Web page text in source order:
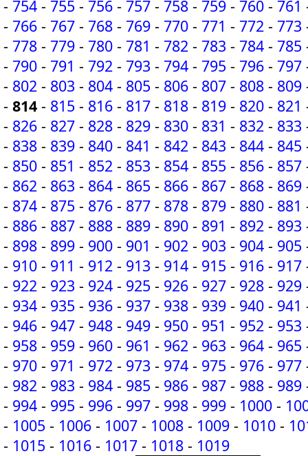
- 754 - 755 - 756 - 757 - 758 - 759 - 760 - 761
- 766 - 767 - 768 - 769 - 770 - 771 - 772 - 773
- 778 - 779 - 780 - 781 - 782 - 783 - 784 - 785
- 790 - 791 - 792 - 793 - 794 - 795 - 796 - 797
- 802 - 803 - 804 - 805 - 806 - 807 - 808 - 809
- 814 - 815 - 816 - 817 - 818 - 819 - 820 - 821
- 826 - 827 - 828 - 829 - 830 - 831 - 832 - 833
- 838 - 839 - 840 - 841 - 842 - 843 - 844 - 845
- 850 - 851 - 852 - 853 - 854 - 855 - 856 - 857
- 862 - 863 - 864 - 865 - 866 - 867 - 868 - 869
- 874 - 875 - 876 - 877 - 878 - 879 - 880 - 881
- 886 - 887 - 888 - 889 - 890 - 891 - 892 - 893
- 898 - 899 - 900 - 901 - 902 - 903 - 904 - 905
- 910 - 911 - 912 - 913 - 914 - 915 - 916 - 917
- 922 - 923 - 924 - 925 - 926 - 927 - 928 - 929
- 934 - 935 - 936 - 937 - 938 - 939 - 940 - 941
- 946 - 947 - 948 - 949 - 950 - 951 - 952 - 953
- 958 - 959 - 960 - 961 - 962 - 963 - 964 - 965
- 970 - 971 - 972 - 973 - 974 - 975 - 976 - 977
- 982 - 983 - 984 - 985 - 986 - 987 - 988 - 989
- 994 - 995 - 996 - 997 - 998 - 999 - 1000 -
- 1005 - 1006 - 1007 - 1008 - 1009 - 1010 -
- 1015 - 1016 - 1017 - 1018 - 1019